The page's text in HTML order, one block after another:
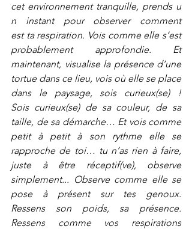
cet environnement tranquille, prends u
n instant pour observer comment
est ta respiration. Vois comme elle s’est
probablement approfondie. Et
maintenant, visualise la présence d’une
tortue dans ce lieu, vois où elle se place
dans le paysage, sois curieux(se) !
Sois curieux(se) de sa couleur, de sa
taille, de sa démarche… Et vois comme
petit à petit à son rythme elle se
rapproche de toi… tu n’as rien à faire,
juste à être réceptif(ve), observe
simplement... Observe comme elle se
pose à présent sur tes genoux.
Ressens son poids, sa présence.
Ressens comme vos respirations